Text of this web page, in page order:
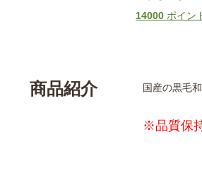
14000 ポイン
商品紹介 国産の黒毛
※品質保